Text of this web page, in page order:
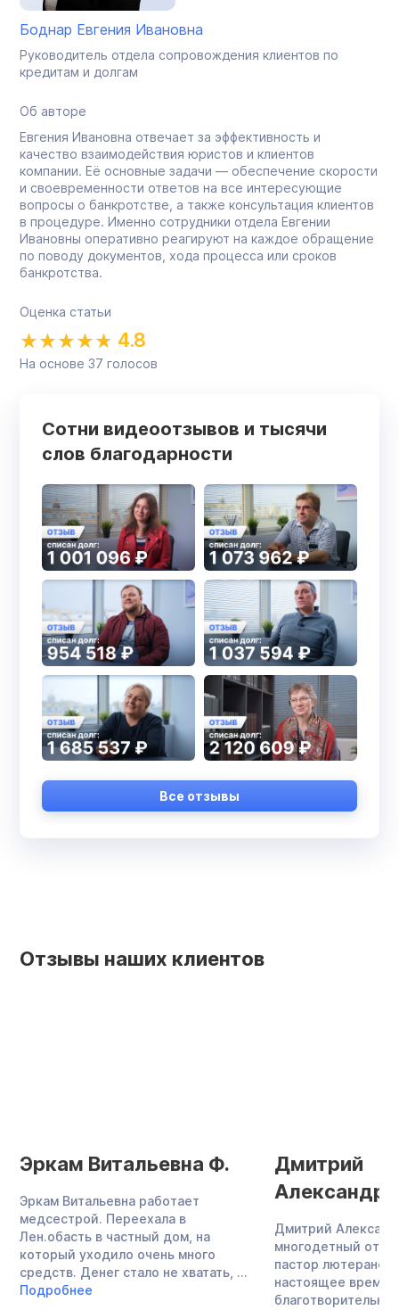
Боднар Евгения Ивановна
Руководитель отдела сопровождения клиентов по
кредитам и долгам
Об авторе
Евгения Ивановна отвечает за эффективность и
качество взаимодействия юристов и клиентов
компании. Её основные задачи — обеспечение скорости
и своевременности ответов на все интересующие
вопросы о банкротстве, а также консультация клиентов
в процедуре. Именно сотрудники отдела Евгении
Ивановны оперативно реагируют на каждое обращение
по поводу документов, хода процесса или сроков
банкротства.
Оценка статьи
4.8
На основе 37 голосов
Сотни видеоотзывов и тысячи
слов благодарности
Все отзывы
Отзывы наших клиентов
Эркам Витальевна Ф.
Эркам Витальевна работает
медсестрой. Переехала в
Лен.обасть в частный дом, на
который уходило очень много
средств. Денег стало не хватать, ...
Подробнее
Дмитрий
Дмитрий
многодетный
пастор
настоящее время